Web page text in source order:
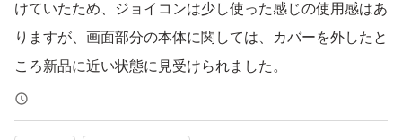
けていたため、ジョイコンは少し使った感じの使用感はあ
りますが、画面部分の本体に関しては、カバーを外したと
ころ新品に近い状態に見受けられました。
利用の仕方ですがアクション系のゲームはやっておらずポ